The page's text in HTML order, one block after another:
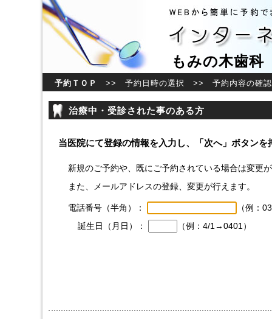
もみの木歯科
予約ＴＯＰ >> 予約日時の選択 >> 予約内容の確
治療中・受診された事のある方
当医院にて登録の情報を入力し、「次へ」ボタンを
新規のご予約や、既にご予約されている場合は変更
また、メールアドレスの登録、変更が行えます。
電話番号（半角）：
（例：
誕生日（月日）：
（例：4/1→0401）